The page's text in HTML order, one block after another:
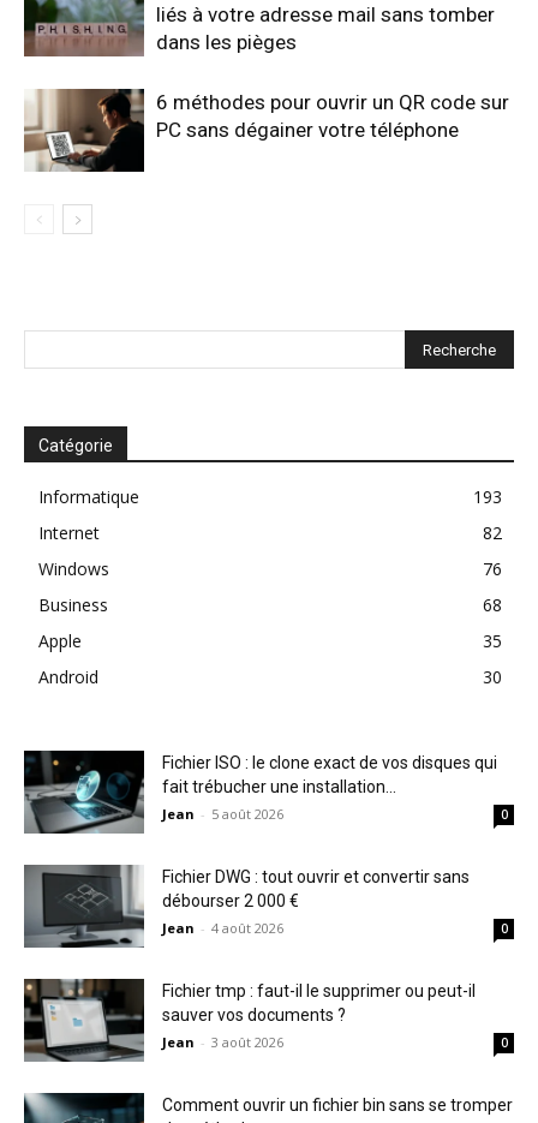
liés à votre adresse mail sans tomber
dans les pièges
6 méthodes pour ouvrir un QR code sur
PC sans dégainer votre téléphone
Catégorie
Informatique
193
Internet
82
Windows
76
Business
68
Apple
35
Android
30
Fichier ISO : le clone exact de vos disques qui
fait trébucher une installation...
Jean - 5 août 2026 0
Fichier DWG : tout ouvrir et convertir sans
débourser 2 000 €
Jean - 4 août 2026 0
Fichier tmp : faut-il le supprimer ou peut-il
sauver vos documents ?
Jean - 3 août 2026 0
Comment ouvrir un fichier bin sans se tromper